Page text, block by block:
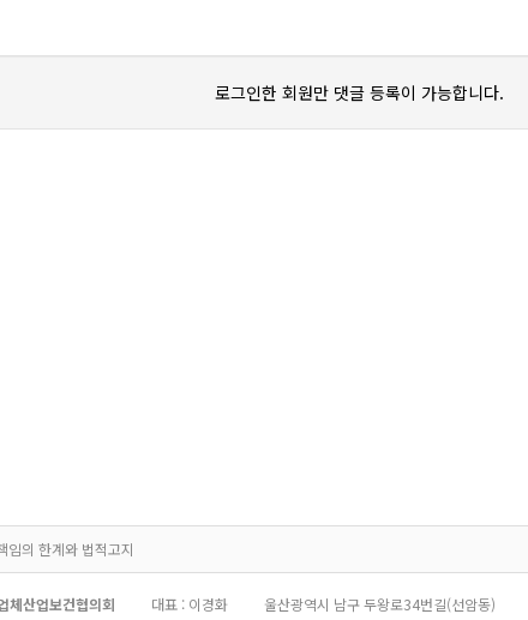
로그인한 회원만 댓글 등록이 가능합니다.
임의 한계와 법적고지
체산업보건협의회 대표 : 이경화 울산광역시 남구 두왕로34번길(선암동)